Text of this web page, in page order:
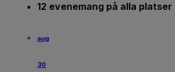
12 evenemang på alla platser
aug
30